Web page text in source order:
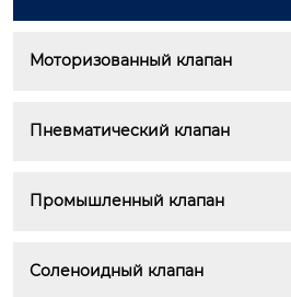
Моторизованный клапан
Пневматический клапан
Промышленный клапан
Соленоидный клапан